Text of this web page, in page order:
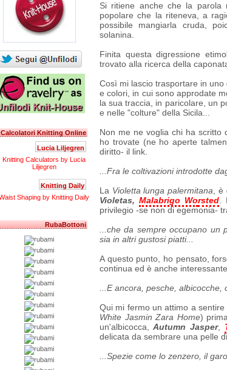
Calcolatori Knitting Online
Lucia Liljegren
Knitting Daily
RubaBottoni
Si ritiene anche che la parola
popolare che la riteneva, a
possibile mangiarla cruda,
solanina.
Finita questa digressione
trovato alla ricerca della
Così mi lascio trasportare in
e colori, in cui sono approdate
la sua traccia, in paricolare, un
e nelle "colture" della Sicila...
Non me ne voglia chi ha scritto
ho trovate (ne ho aperte
diritto- il link.
...Fra le coltivazioni introdotte
La Violetta lunga palermitana ,
Violetas,Malabrigo Worsted
privilegio -se non di egemonia-
...che da sempre occupano un
sia in altri gustosi piatti...
A questo punto, ho pensato,
continua ed è anche
...E ancora, pesche,
Qui mi fermo un attimo a
White Jasmin Zara Home)
un'albicocca,
Autumn Jasper,
delicata da sembrare una pelle
...Spezie come lo zenzero, il